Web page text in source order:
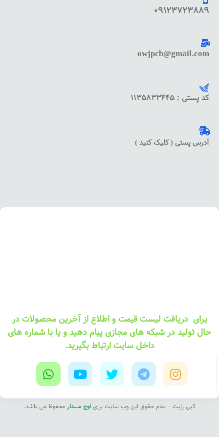
09123723889
owjpcb@gmail.com
کد پستی : 1135833445
آدرس پستی ( کلیک کنید )
برای دریافت لیست قیمت و اطلاع از آخرین محصولات در
حال تولید در شبکه های مجازی پیام دهید و یا با شماره های
داخل سایت ارتباط بگیرید.
کپی رایت – تمام حقوق این وب سایت برای اوج مــــدار محفوظ می باشد.